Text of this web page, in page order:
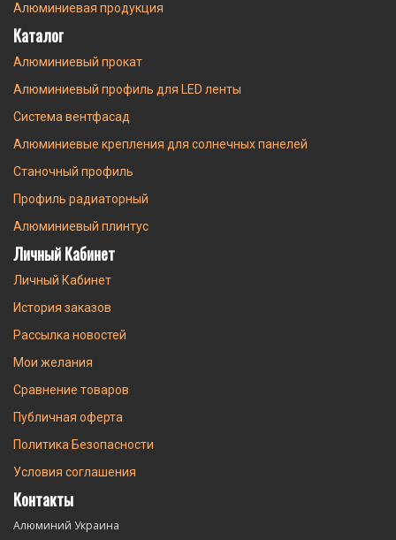
Алюминиевая продукция
Каталог
Алюминиевый прокат
Алюминиевый профиль для LED ленты
Система вентфасад
Алюминиевые крепления для солнечных панелей
Станочный профиль
Профиль радиаторный
Алюминиевый плинтус
Личный Кабинет
Личный Кабинет
История заказов
Рассылка новостей
Мои желания
Сравнение товаров
Публичная оферта
Политика Безопасности
Условия соглашения
Контакты
Алюминий Украина